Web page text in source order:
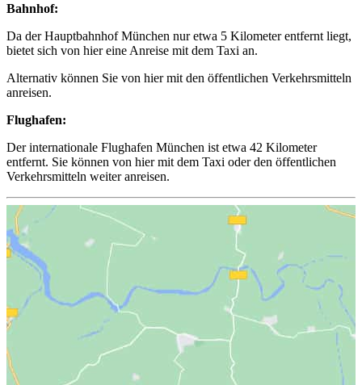
Bahnhof:
Da der Hauptbahnhof München nur etwa 5 Kilometer entfernt liegt,
bietet sich von hier eine Anreise mit dem Taxi an.
Alternativ können Sie von hier mit den öffentlichen Verkehrsmitteln
anreisen.
Flughafen:
Der internationale Flughafen München ist etwa 42 Kilometer
entfernt. Sie können von hier mit dem Taxi oder den öffentlichen
Verkehrsmitteln weiter anreisen.